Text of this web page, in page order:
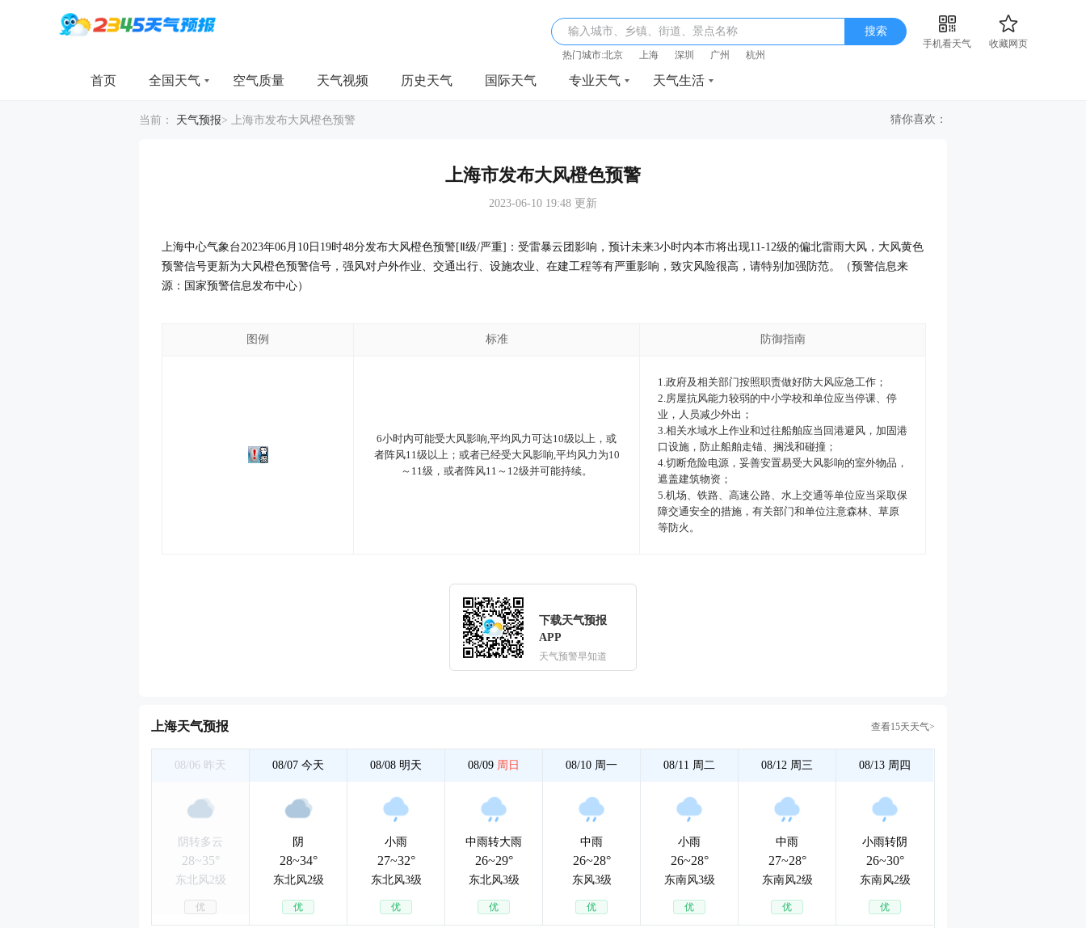
输入城市、乡镇、街道、景点名称 搜索
手机看天气
收藏网页
热门城市:北京 上海 深圳 广州 杭州
首页 全国天气 空气质量 天气视频 历史天气 国际天气 专业天气 天气生活
当前： 天气预报> 上海市发布大风橙色预警 猜你喜欢：
上海市发布大风橙色预警
2023-06-10 19:48 更新
上海中心气象台2023年06月10日19时48分发布大风橙色预警[Ⅱ级/严重]：受雷暴云团影响，预计未来3小时内本市将出现11-12级的偏北雷雨大风，大风黄色
预警信号更新为大风橙色预警信号，强风对户外作业、交通出行、设施农业、在建工程等有严重影响，致灾风险很高，请特别加强防范。（预警信息来
源：国家预警信息发布中心）
图例 标准 防御指南
6小时内可能受大风影响,平均风力可达10级以上，或
者阵风11级以上；或者已经受大风影响,平均风力为10
～11级，或者阵风11～12级并可能持续。
1.政府及相关部门按照职责做好防大风应急工作；
2.房屋抗风能力较弱的中小学校和单位应当停课、停
业，人员减少外出；
3.相关水域水上作业和过往船舶应当回港避风，加固港
口设施，防止船舶走锚、搁浅和碰撞；
4.切断危险电源，妥善安置易受大风影响的室外物品，
遮盖建筑物资；
5.机场、铁路、高速公路、水上交通等单位应当采取保
障交通安全的措施，有关部门和单位注意森林、草原
等防火。
下载天气预报
APP
天气预警早知道
上海天气预报 查看15天天气>
08/06 昨天
阴转多云
28~35°
东北风2级
优
08/07 今天
阴
28~34°
东北风2级
优
08/08 明天
小雨
27~32°
东北风3级
优
08/09 周日
中雨转大雨
26~29°
东北风3级
优
08/10 周一
中雨
26~28°
东风3级
优
08/11 周二
小雨
26~28°
东南风3级
优
08/12 周三
中雨
27~28°
东南风2级
优
08/13 周四
小雨转阴
26~30°
东南风2级
优